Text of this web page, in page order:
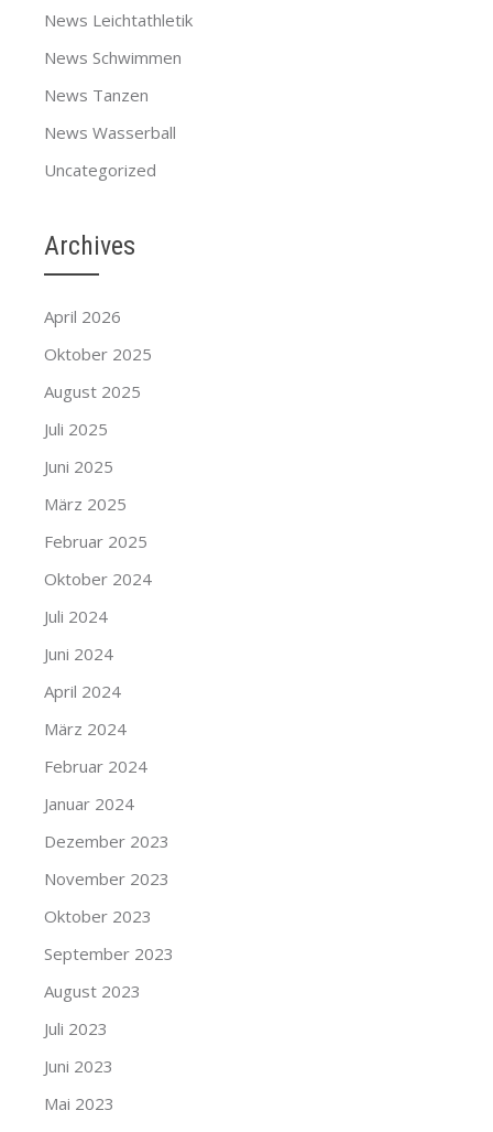
News Leichtathletik
News Schwimmen
News Tanzen
News Wasserball
Uncategorized
Archives
April 2026
Oktober 2025
August 2025
Juli 2025
Juni 2025
März 2025
Februar 2025
Oktober 2024
Juli 2024
Juni 2024
April 2024
März 2024
Februar 2024
Januar 2024
Dezember 2023
November 2023
Oktober 2023
September 2023
August 2023
Juli 2023
Juni 2023
Mai 2023